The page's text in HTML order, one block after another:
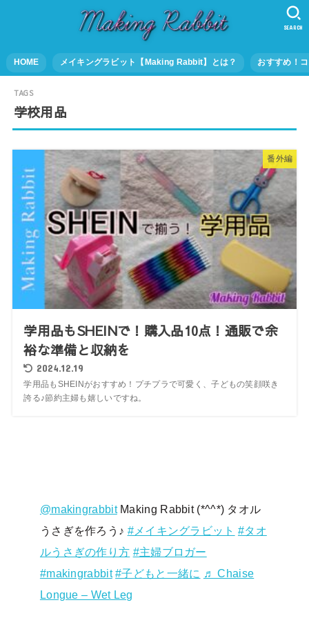
HOME メイキングラビット【Making Rabbit】とは？ おすすめ！
SEARCH
学校用品
番外編
学用品もSHEINで！購入品10点！通販で余
裕な準備と収納を
2024.12.19
学用品もSHEINがおすすめ！プチプラで可愛く、子どもの笑顔咲き
誇る♪節約主婦も嬉しいですね。
@makingrabbitMaking Rabbit (*^^*) タオル
うさぎを作ろう♪ #メイキングラビット #タオ
ルうさぎの作り方 #主婦ブロガー
#makingrabbit #子どもと一緒に
♬ Chaise
Longue – Wet Leg